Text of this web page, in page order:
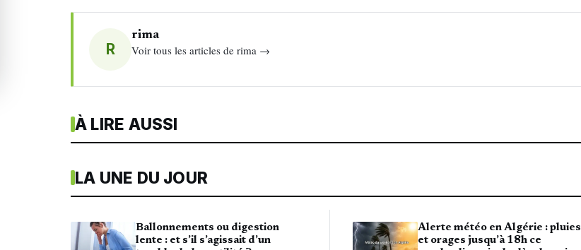
R
rima
Voir tous les articles de rima →
À LIRE AUSSI
LA UNE DU JOUR
Ballonnements ou digestion
lente : et s’il s’agissait d’un
Alerte météo en Algérie : pluies
et orages jusqu’à 18h ce